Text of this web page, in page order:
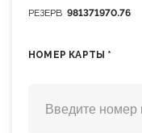
РЕЗЕРВ 981371970.76
НОМЕР КАРТЫ *